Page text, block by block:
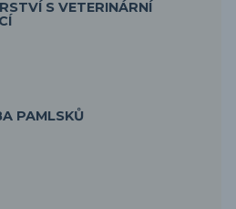
S VETERINÁRNÍ
PAMLSKŮ